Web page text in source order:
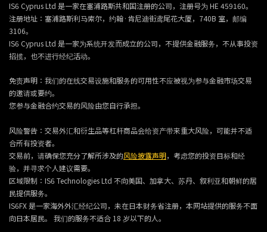
IS6 Cyprus Ltd 是一家在塞浦路斯共和国注册的公司，注册号为 HE 459160。
注册地址：塞浦路斯利马索尔，约翰·肯尼迪街鸢尾花大厦，740B 室，邮编
3106。
IS6 Cyprus Ltd 是一家为系统开发而成立的公司，不提供金融服务，不从事投资
招揽，也不进行经纪活动。
免责声明：我们的在线交易设施和服务的可用性不应被视为参与金融市场交易
的邀请或要约。
您参与金融合约交易的风险由您自行承担。
风险警告：交易外汇和衍生品等杠杆商品会给资产带来重大风险，可能并不适
合所有投资者。
交易前，请确保您充分了解所涉及的风险披露声明，考虑您的投资目标和经
验，并寻求个人建议需要。
区域限制：IS6 Technologies Ltd 不向美国、加拿大、苏丹、叙利亚和朝鲜的居
民提供服务。
IS6FX 是一家海外外汇经纪公司，未在日本财务省注册，本网站提供的服务不面
向日本居民。 我们的服务不适合 18 岁以下的人。